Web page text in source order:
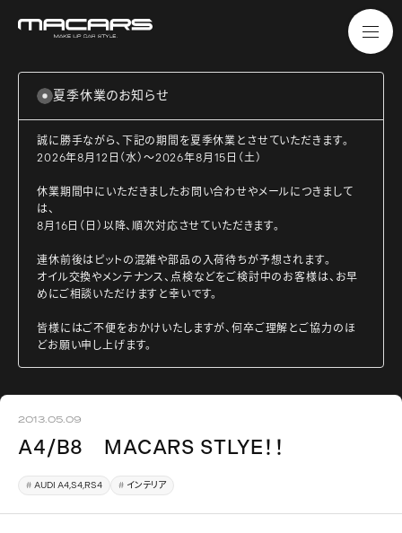
夏季休業のお知らせ
誠に勝手ながら、下記の期間を夏季休業とさせていただきます。
2026年8月12日（水）～2026年8月15日（土）
休業期間中にいただきましたお問い合わせやメールにつきまして
は、
8月16日（日）以降、順次対応させていただきます。
連休前後はピットの混雑や部品の入荷待ちが予想されます。
オイル交換やメンテナンス、点検などをご検討中のお客様は、お早
めにご相談いただけますと幸いです。
皆様にはご不便をおかけいたしますが、何卒ご理解とご協力のほ
どお願い申し上げます。
2013.05.09
A4/B8 MACARS STLYE！！
AUDI A4,S4,RS4 インテリア